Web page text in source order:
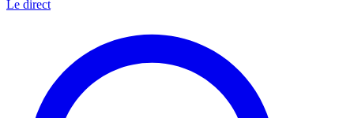
Le direct